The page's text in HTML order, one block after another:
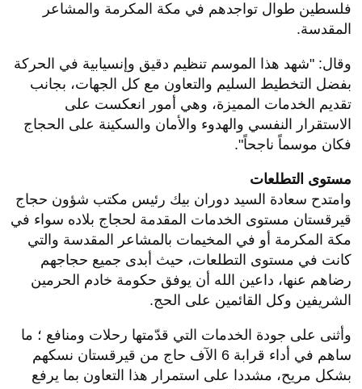
فلسطين طوال تواجدهم في مكة المكرمة والمشاعر
المقدسة.
وقال: "شهد هذا الموسم تنظيم دقيق وإنسيابية في الحركة
بفضل التخطيط السليم والتعاون مع كل الجهات، بجانب
تقديم الخدمات المميزة، وهي أمور انعكست على
الاستقرار النفسي والهدوء والأمان والسكينة على الحجاج
فكان موسماً ناجحاً".
مستوى التطلعات
وامتدح سعادة السيد دوران بيك رئيس مكتب شؤون حجاج
قيرقستان مستوى الخدمات المقدمة لحجاج بلاده سواء في
مكة المكرمة أو في المخيمات بالمشاعر المقدسة والتي
كانت في مستوى التطلعات، حيث أبدى جميع حجاجهم
رضاهم عنها، داعين الله أن يوفق حكومة خادم الحرمين
الشريفين وكل القائمين على الحج.
وأثنى على جودة الخدمات التي قدّمتها رحلات ومنافع ؛ ما
ساهم في أداء قرابة 6 الآف حاج من قيرقستان نسكهم
بشكل مريح، مشددا على استمرار هذا التعاون بما يرفع